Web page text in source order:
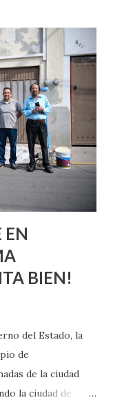
Pero incluso
no son expertos
nuevo que
Si eres una
tal vez
esperar para
con
ambas partes
EN
BIEN!
del Estado, la
de
de la ciudad
la ciudad de